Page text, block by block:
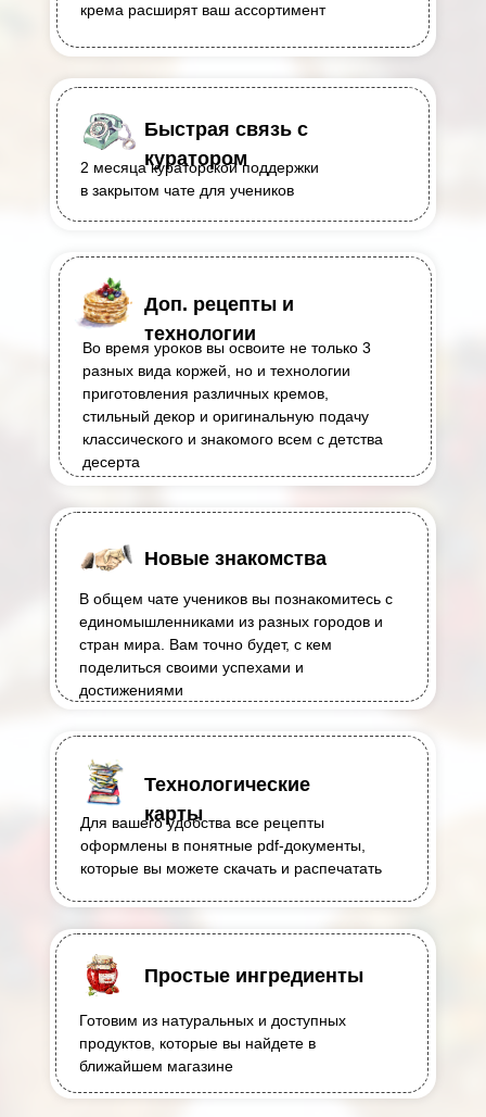
Быстрая связь с
куратором
2 месяца кураторской поддержки
в закрытом чате для учеников
крема расширят ваш ассортимент
Доп. рецепты и
технологии
Во время уроков вы освоите не только 3
разных вида коржей, но и технологии
приготовления различных кремов,
стильный декор и оригинальную подачу
классического и знакомого всем с детства
десерта
Новые знакомства
В общем чате учеников вы познакомитесь с
единомышленниками из разных городов и
стран мира. Вам точно будет, с кем
поделиться своими успехами и
достижениями
Технологические
карты
Для вашего удобства все рецепты
оформлены в понятные pdf-документы,
которые вы можете скачать и распечатать
Простые ингредиенты
Готовим из натуральных и доступных
продуктов, которые вы найдете в
ближайшем магазине